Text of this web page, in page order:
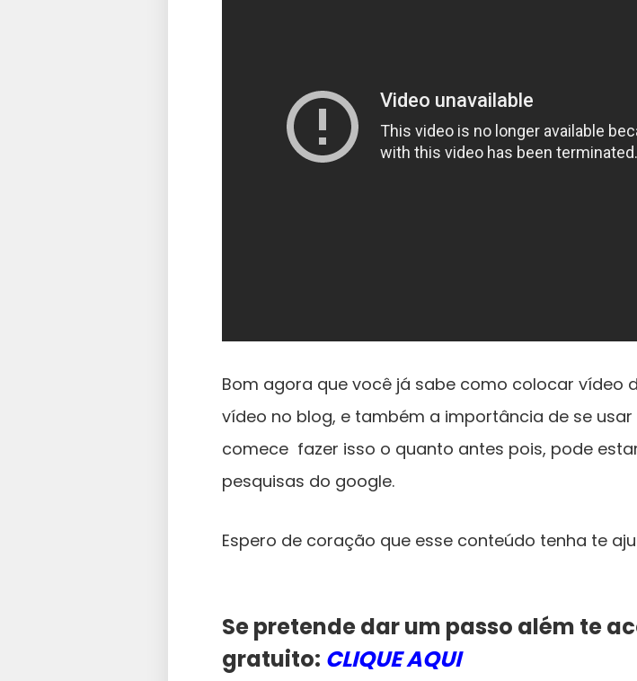
Bom agora que você já sabe como colocar vídeo
vídeo no blog, e também a importância de se
comece fazer isso o quanto antes pois, pode
pesquisas do google.
Espero de coração que esse conteúdo tenha te
Se pretende dar um passo além te
gratuito: CLIQUE AQUI